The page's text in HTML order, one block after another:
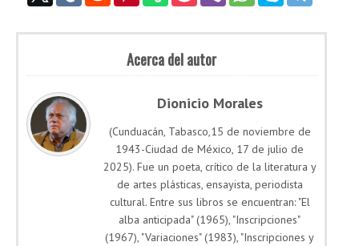
Acerca del autor
Dionicio Morales
(Cunduacán, Tabasco,15 de noviembre de
1943-Ciudad de México, 17 de julio de
2025). Fue un poeta, crítico de la literatura y
de artes plásticas, ensayista, periodista
cultural. Entre sus libros se encuentran: "El
alba anticipada" (1965), "Inscripciones"
(1967), "Variaciones" (1983), "Inscripciones y